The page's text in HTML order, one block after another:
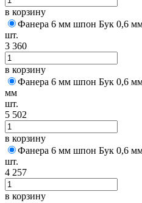
в корзину
Фанера 6 мм шпон Бук 0,6
шт.
3 360
в корзину
Фанера 6 мм шпон Бук 0,6
мм
шт.
5 502
в корзину
Фанера 6 мм шпон Бук 0,6
шт.
4 257
в корзину